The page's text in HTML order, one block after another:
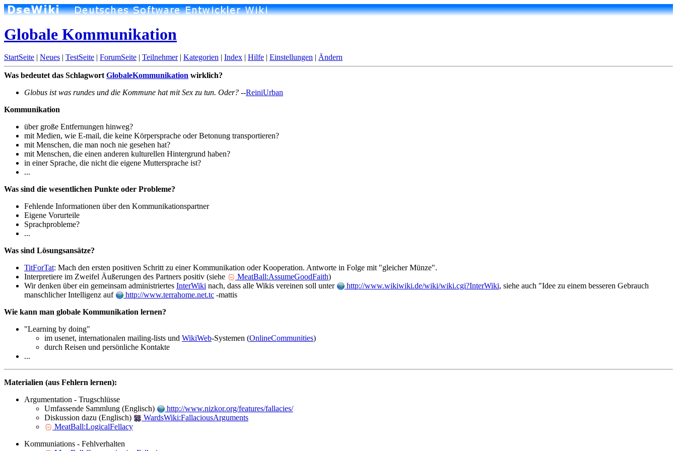
Globale Kommunikation
StartSeite | Neues | TestSeite | ForumSeite | Teilnehmer| Kategorien | Index | Hilfe | Einstellungen | Ändern
Was bedeutet das Schlagwort GlobaleKommunikation wirklich?
Globus ist was rundes und die Kommune hat mit Sex zu tun. Oder? --ReiniUrban
Kommunikation
über große Entfernungen hinweg?
mit Medien, wie E-mail, die keine Körpersprache oder Betonung transportieren?
mit Menschen, die man noch nie gesehen hat?
mit Menschen, die einen anderen kulturellen Hintergrund haben?
in einer Sprache, die nicht die eigene Muttersprache ist?
...
Was sind die wesentlichen Punkte oder Probleme?
Fehlende Informationen über den Kommunikationspartner
Eigene Vorurteile
Sprachprobleme?
...
Was sind Lösungsansätze?
TitForTat: Mach den ersten positiven Schritt zu einer Kommunikation oder Kooperation. Antworte in Folge mit "gleicher Münze".
Interpretiere im Zweifel Äußerungen des Partners positiv (siehe
MeatBall:AssumeGoodFaith)
Wir denken über ein gemeinsam administriertes InterWiki nach, dass alle Wikis vereinen soll unter http://www.wikiwiki.de/wiki/wiki.cgi?InterWiki, siehe auch "Idee zu einem besseren Gebrauch
manschlicher Intelligenz auf
http://www.terrahome.net.tc -mattis
Wie kann man globale Kommunikation lernen?
"Learning by doing"
im usenet, internationalen mailing-lists und WikiWeb-Systemen (OnlineCommunities)
durch Reisen und persönliche Kontakte
...
Materialien (aus Fehlern lernen):
Argumentation - Trugschlüsse
Umfassende Sammlung (Englisch)
http://www.nizkor.org/features/fallacies/
Diskussion dazu (Englisch)
WardsWiki:FallaciousArguments
MeatBall:LogicalFellacy
Kommuniations - Fehlverhalten